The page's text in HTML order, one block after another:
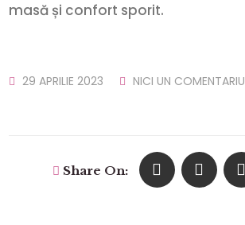
masă și confort sporit.
29 APRILIE 2023 NICI UN COMENTARIU
Share On: